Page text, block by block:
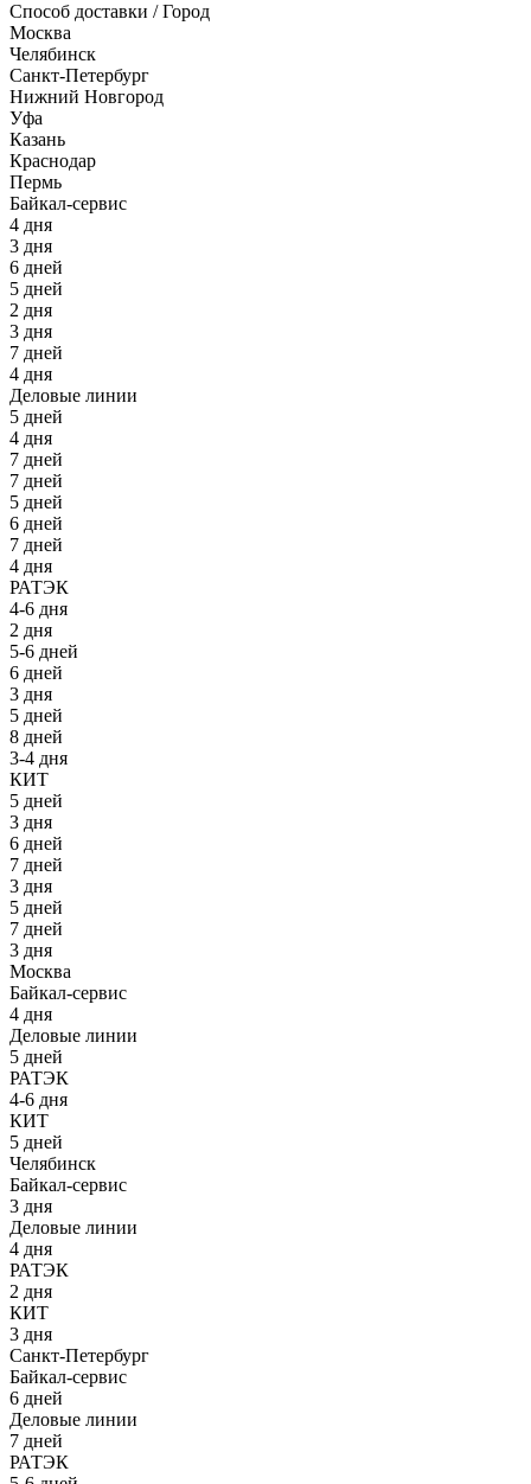
Способ доставки / Город
Москва
Челябинск
Санкт-Петербург
Нижний Новгород
Уфа
Казань
Краснодар
Пермь
Байкал-сервис
4 дня
3 дня
6 дней
5 дней
2 дня
3 дня
7 дней
4 дня
Деловые линии
5 дней
4 дня
7 дней
7 дней
5 дней
6 дней
7 дней
4 дня
РАТЭК
4-6 дня
2 дня
5-6 дней
6 дней
3 дня
5 дней
8 дней
3-4 дня
КИТ
5 дней
3 дня
6 дней
7 дней
3 дня
5 дней
7 дней
3 дня
Москва
Байкал-сервис
4 дня
Деловые линии
5 дней
РАТЭК
4-6 дня
КИТ
5 дней
Челябинск
Байкал-сервис
3 дня
Деловые линии
4 дня
РАТЭК
2 дня
КИТ
3 дня
Санкт-Петербург
Байкал-сервис
6 дней
Деловые линии
7 дней
РАТЭК